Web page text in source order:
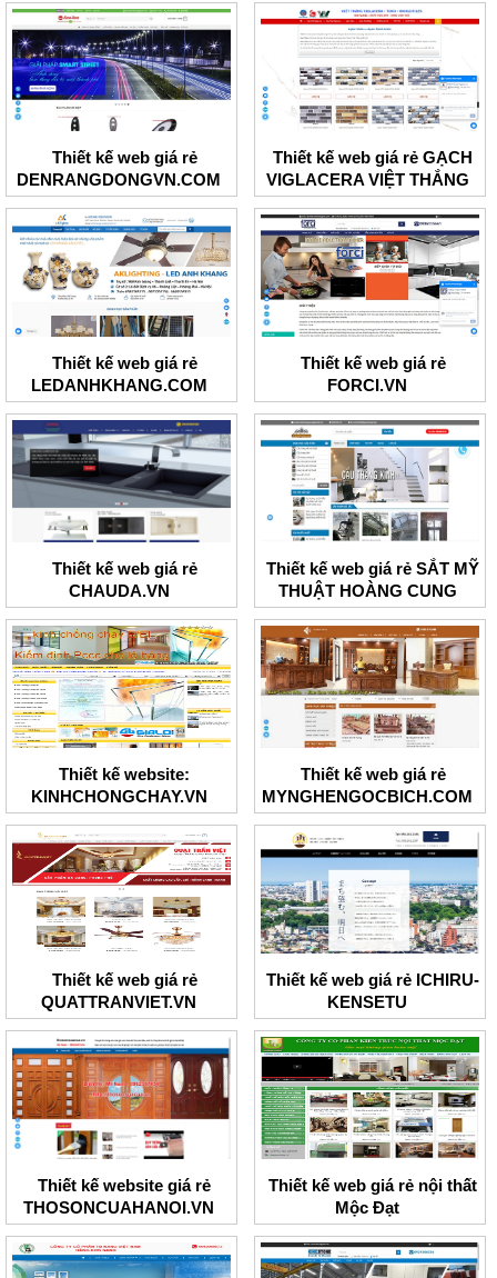
Thiết kế web giá rẻ
DENRANGDONGVN.COM
Thiết kế web giá rẻ GẠCH
VIGLACERA VIỆT THẮNG
Thiết kế web giá rẻ
LEDANHKHANG.COM
Thiết kế web giá rẻ
FORCI.VN
Thiết kế web giá rẻ
CHAUDA.VN
Thiết kế web giá rẻ SẮT MỸ
THUẬT HOÀNG CUNG
Thiết kế website:
KINHCHONGCHAY.VN
Thiết kế web giá rẻ
MYNGHENGOCBICH.COM
Thiết kế web giá rẻ
QUATTRANVIET.VN
Thiết kế web giá rẻ ICHIRU-
KENSETU
Thiết kế website giá rẻ
THOSONCUAHANOI.VN
Thiết kế web giá rẻ nội thất
Mộc Đạt